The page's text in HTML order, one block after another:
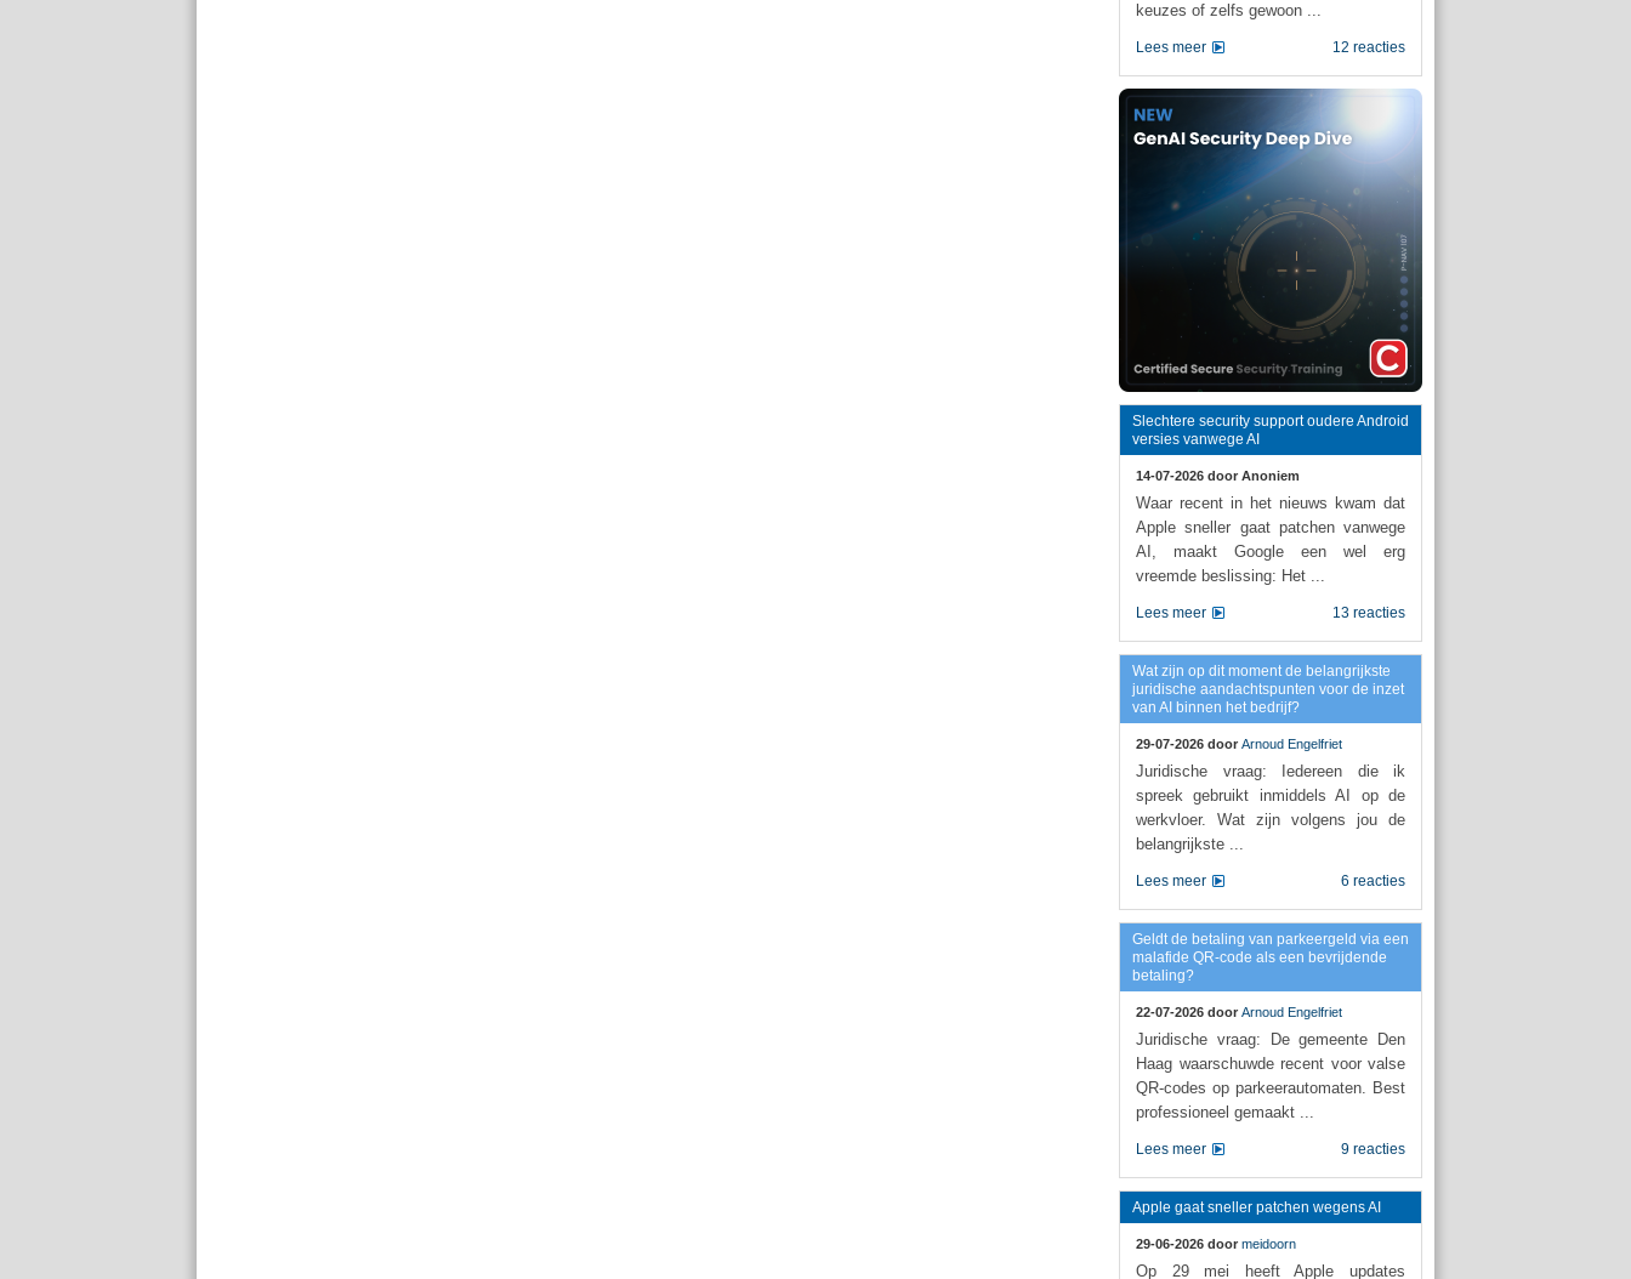
keuzes of zelfs gewoon ...
12 reacties
Lees meer
Slechtere security support oudere Android
versies vanwege AI
14-07-2026 door Anoniem
Waar recent in het nieuws kwam dat
Apple sneller gaat patchen vanwege
AI, maakt Google een wel erg
vreemde beslissing: Het ...
13 reacties
Lees meer
Wat zijn op dit moment de belangrijkste
juridische aandachtspunten voor de inzet
van AI binnen het bedrijf?
29-07-2026 door Arnoud Engelfriet
Juridische vraag: Iedereen die ik
spreek gebruikt inmiddels AI op de
werkvloer. Wat zijn volgens jou de
belangrijkste ...
6 reacties
Lees meer
Geldt de betaling van parkeergeld via een
malafide QR-code als een bevrijdende
betaling?
22-07-2026 door Arnoud Engelfriet
Juridische vraag: De gemeente Den
Haag waarschuwde recent voor valse
QR-codes op parkeerautomaten. Best
professioneel gemaakt ...
9 reacties
Lees meer
Apple gaat sneller patchen wegens AI
29-06-2026 door meidoorn
Op 29 mei heeft Apple updates